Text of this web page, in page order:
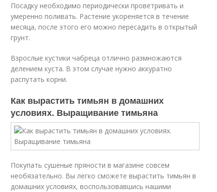
Посадку необходимо периодически проветривать и
умеренно поливать. Растение укореняется в течение
месяца, после этого его можно пересадить в открытый
грунт.
Взрослые кустики чабреца отлично размножаются
делением куста. В этом случае нужно аккуратно
распутать корни.
Как вырастить тимьян в домашних
условиях. Выращивание тимьяна
Покупать сушеные пряности в магазине совсем
необязательно. Вы легко сможете вырастить тимьян в
домашних условиях, воспользовавшись нашими